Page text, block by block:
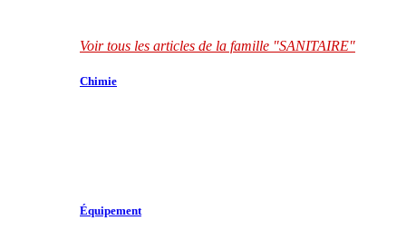
Voir tous les articles de la famille "SANITAIRE"
Chimie
Équipement